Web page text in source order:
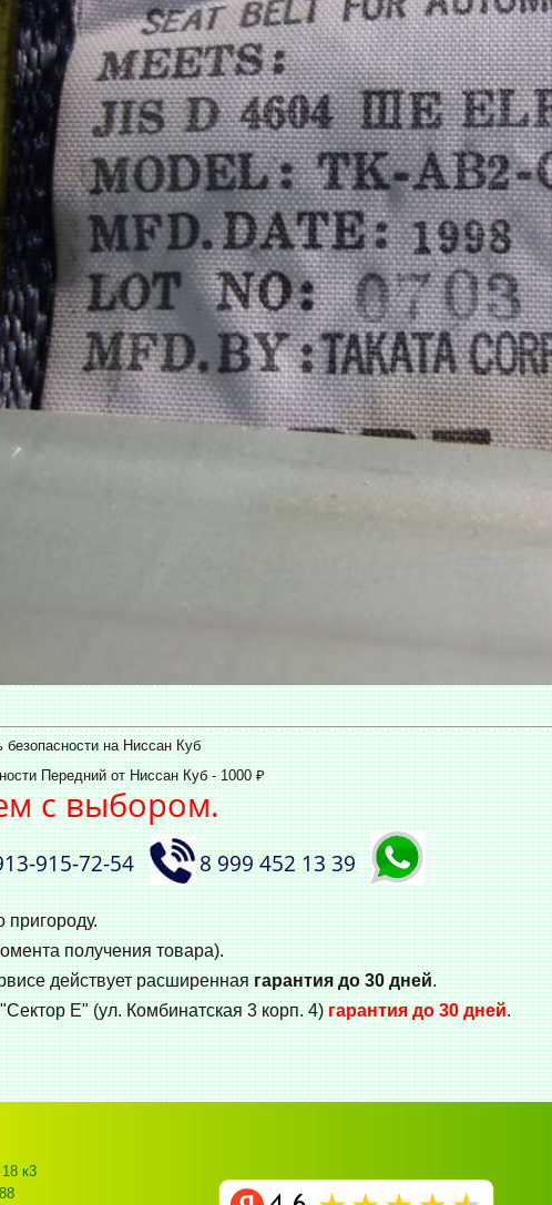
на Ниссан Куб
Передний от Ниссан Куб - 1000 ₽
с выбором.
8 999 452 13 39
пригороду.
получения товара).
действует расширеннаягарантия до 30 дней.
Е" (ул. Комбинатская 3 корп. 4)гарантия до 30 дней.
к3